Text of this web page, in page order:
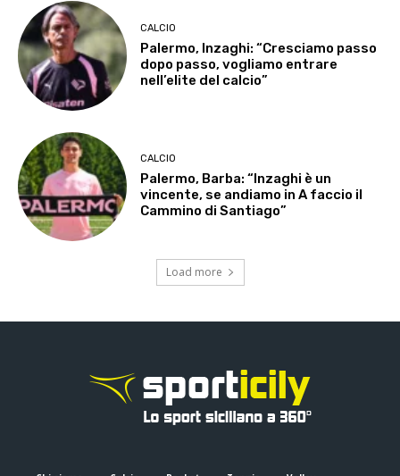
CALCIO
Palermo, Inzaghi: “Cresciamo passo
dopo passo, vogliamo entrare
nell’elite del calcio”
CALCIO
Palermo, Barba: “Inzaghi è un
vincente, se andiamo in A faccio il
Cammino di Santiago”
Load more